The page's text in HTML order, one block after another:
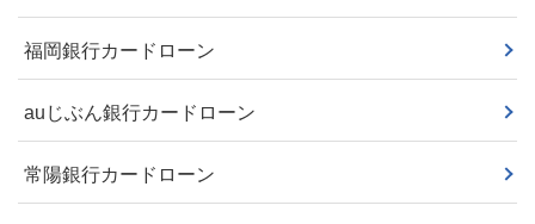
福岡銀行カードローン
auじぶん銀行カードローン
常陽銀行カードローン